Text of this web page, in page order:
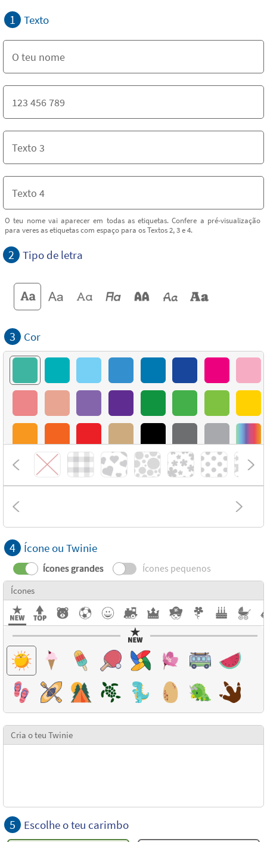
1 Texto
O teu nome vai aparecer em todas as etiquetas. Confere a pré-visualização
para veres as etiquetas com espaço para os Textos 2, 3 e 4.
2 Tipo de letra
3 Cor
4 Ícone ou Twinie
Ícones grandes Ícones pequenos
Ícones
Cria o teu Twinie
5 Escolhe o teu carimbo